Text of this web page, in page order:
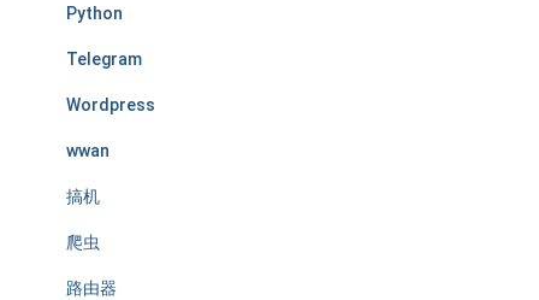
Python
Telegram
Wordpress
wwan
搞机
爬虫
路由器